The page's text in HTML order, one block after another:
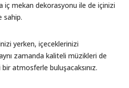
iç mekan dekorasyonu ile de içinizi
sahip.
yerken, içeceklerinizi
zamanda kaliteli müzikleri de
atmosferle buluşacaksınız.